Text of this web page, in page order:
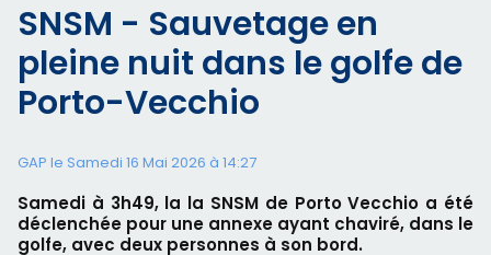
SNSM - Sauvetage en
pleine nuit dans le golfe de
Porto-Vecchio
GAP le Samedi 16 Mai 2026 à 14:27
Samedi à 3h49, la la SNSM de Porto Vecchio a été
déclenchée pour une annexe ayant chaviré, dans le
golfe, avec deux personnes à son bord.